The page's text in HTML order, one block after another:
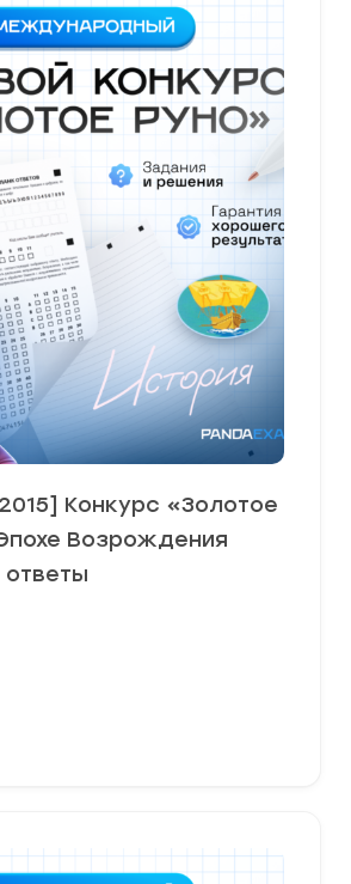
Конкурс «Золотое
Возрождения